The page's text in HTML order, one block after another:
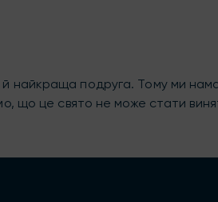
подруга. Тому ми
що це свято не може стати